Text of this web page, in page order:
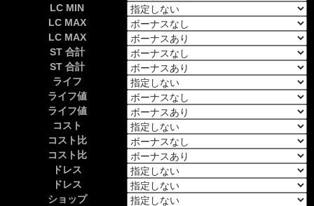
LC MIN
LC MAX
LC MAX
ST 合計
ST 合計
ライフ
ライフ値
ライフ値
コスト
コスト比
コスト比
ドレス
ドレス
ショップ